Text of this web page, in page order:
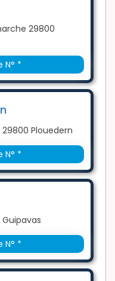
29800
*
29800 Plouedern
*
*